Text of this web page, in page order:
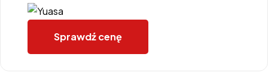
Sprawdź cenę